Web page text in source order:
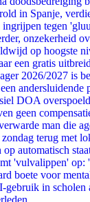
in Spanje,
tegen
onzekerheid
op hoogste
een gratis
2026/2027 is
DOA
geen
man die
terug met
automatisch
'vulvalippen' op:
boete voor
gebruik in scholen